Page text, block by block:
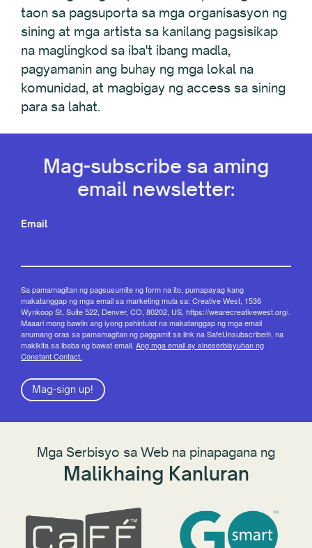
taon sa pagsuporta sa mga organisasyon ng
sining at mga artista sa kanilang pagsisikap
na maglingkod sa iba't ibang madla,
pagyamanin ang buhay ng mga lokal na
komunidad, at magbigay ng access sa sining
para sa lahat.
Mag-subscribe sa aming
email newsletter:
Email
Sa pamamagitan ng pagsusumite ng form na ito, pumapayag kang
makatanggap ng mga email sa marketing mula sa: Creative West, 1536
Wynkoop St, Suite 522, Denver, CO, 80202, US, https://wearecreativewest.org/.
Maaari mong bawiin ang iyong pahintulot na makatanggap ng mga email
anumang oras sa pamamagitan ng paggamit sa link na SafeUnsubscribe®, na
makikita sa ibaba ng bawat email. Ang mga email ay sineserbisyuhan ng
Constant Contact.
Mag-sign up!
Mga Serbisyo sa Web na pinapagana ng
Malikhaing Kanluran